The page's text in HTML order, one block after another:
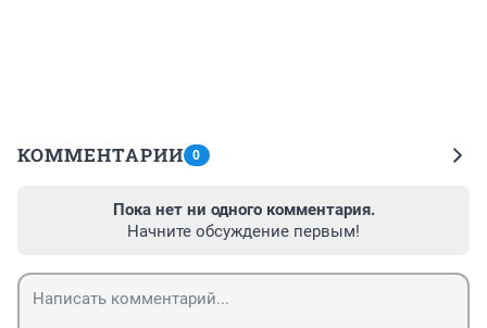
КОММЕНТАРИИ 0
Пока нет ни одного комментария.
Начните обсуждение первым!